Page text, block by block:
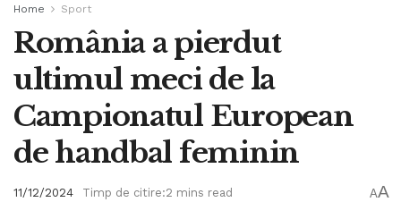
Home Sport
România a pierdut
ultimul meci de la
Campionatul European
de handbal feminin
11/12/2024 Timp de citire:2 mins read AA